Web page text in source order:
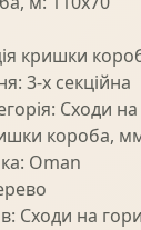
кришки
3-х секційна
Сходи
короба,
Oman
Сходи на